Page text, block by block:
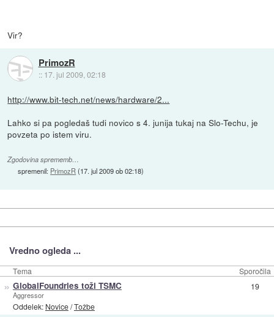
Vir?
PrimozR
:: 17. jul 2009, 02:18
http://www.bit-tech.net/news/hardware/2...
Lahko si pa pogledaš tudi novico s 4. junija tukaj na Slo-Techu, je
povzeta po istem viru.
Zgodovina sprememb…
spremenil: PrimozR (17. jul 2009 ob 02:18)
Vredno ogleda ...
Tema Sporočila
» GlobalFoundries toži TSMC
Aggressor
Oddelek: Novice/Tožbe
19